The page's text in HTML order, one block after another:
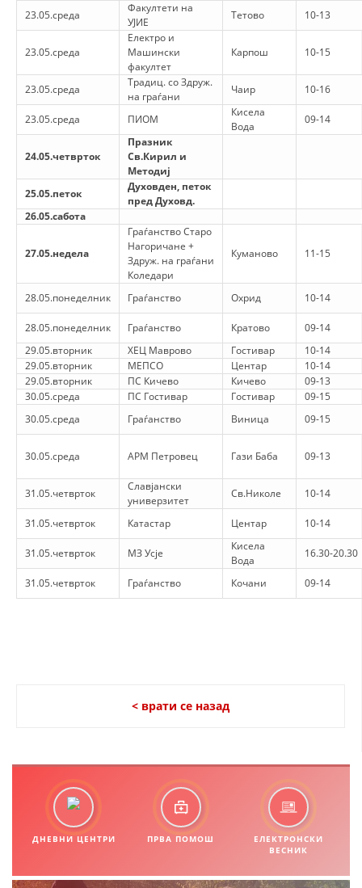
23.05.среда
Факултети на
УЈИЕ
Тетово 10-13
23.05.среда
Електро и
Машински
факултет
Карпош 10-15
23.05.среда
Традиц. со Здруж.
на граѓани
Чаир 10-16
23.05.среда ПИОМ
Кисела
Вода
09-14
24.05.четврток
Празник
Св.Кирил и
Методиј
25.05.петок
Духовден, петок
пред Духовд.
26.05.сабота
27.05.недела
Граѓанство Старо
Нагоричане +
Здруж. на граѓани
Коледари
Куманово 11-15
28.05.понеделник Граѓанство Охрид 10-14
28.05.понеделник Граѓанство Кратово
09-14
29.05.вторник
ХЕЦ Маврово Гостивар
10-14
29.05.вторник
МЕПСО Центар
10-14
29.05.вторник
ПС Кичево Кичево
09-13
30.05.среда
ПС Гостивар Гостивар
09-15
30.05.среда
Граѓанство Виница 09-15
30.05.среда АРМ Петровец Гази Баба 09-13
31.05.четврток
Славјански
универзитет
Св.Николе 10-14
31.05.четврток Катастар Центар 10-14
31.05.четврток МЗ Усје
Кисела
Вода
16.30-20.30
31.05.четврток Граѓанство Кочани 09-14
< врати се назад
ДНЕВНИ ЦЕНТРИ ПРВА ПОМОШ
ЕЛЕКТРОНСКИ
ВЕСНИК